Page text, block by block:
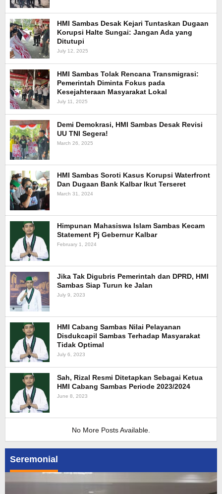
Seremonial
HMI Sambas Desak Kejari Tuntaskan Dugaan
Korupsi Halte Sungai: Jangan Ada yang
Ditutupi
July 12, 2025
HMI Sambas Tolak Rencana Transmigrasi:
Pemerintah Diminta Fokus pada
Kesejahteraan Masyarakat Lokal
July 11, 2025
Demi Demokrasi, HMI Sambas Desak Revisi
UU TNI Segera!
March 26, 2025
HMI Sambas Soroti Kasus Korupsi Waterfront
Dan Dugaan Bank Kalbar Ikut Terseret
March 31, 2024
Himpunan Mahasiswa Islam Sambas Kecam
Statement Pj Gebernur Kalbar
February 1, 2024
Jika Tak Digubris Pemerintah dan DPRD, HMI
Sambas Siap Turun ke Jalan
July 9, 2023
HMI Cabang Sambas Nilai Pelayanan
Disdukcapil Sambas Terhadap Masyarakat
Tidak Optimal
July 6, 2023
Sah, Rizal Resmi Ditetapkan Sebagai Ketua
HMI Cabang Sambas Periode 2023/2024
June 8, 2023
No More Posts Available.